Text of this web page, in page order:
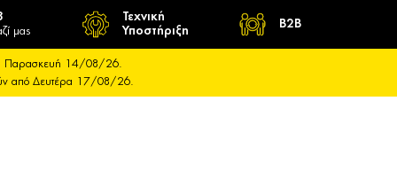
μας
Τεχνική
Υποστήριξη
B2B
Παρασκευή 14/08/26.
από Δευτέρα 17/08/26.